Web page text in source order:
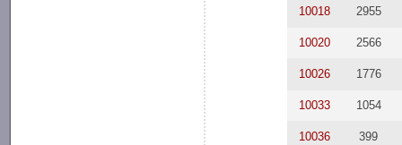
10018 2955
10020 2566
10026 1776
10033 1054
10036 399